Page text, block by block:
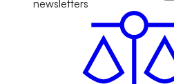
newsletters